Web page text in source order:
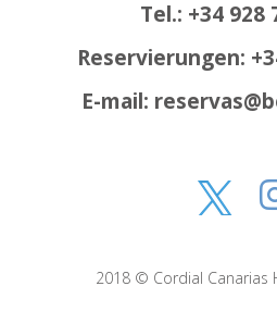
Tel.: +34 928
Reservierungen:
E-mail:
2018 © Cordial Canarias